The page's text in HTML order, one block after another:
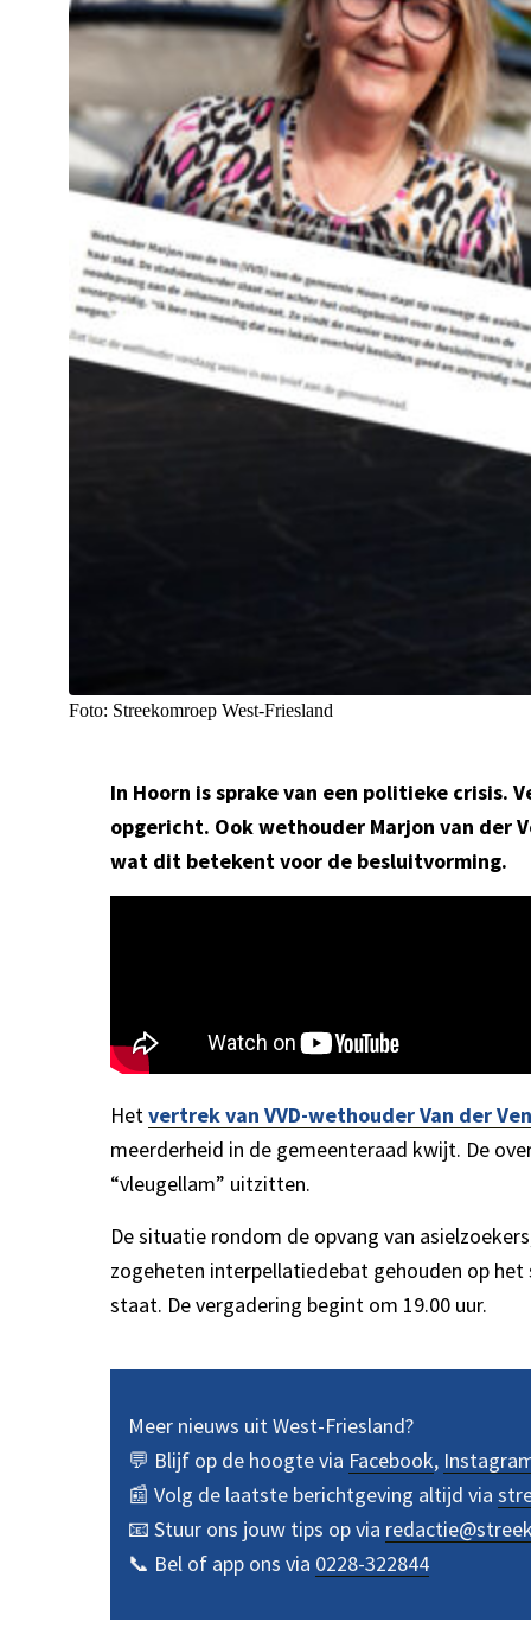
Foto: Streekomroep West-Friesland
In Hoorn is sprake van een politieke crisis.
opgericht. Ook wethouder Marjon van der
wat dit betekent voor de besluitvorming.
Hetvertrek van VVD-wethouder Van der Ven
meerderheid in de gemeenteraad kwijt. De
“vleugellam” uitzitten.
De situatie rondom de opvang van
zogeheten interpellatiedebat gehouden op
staat. De vergadering begint om 19.00 uur.
Meer nieuws uit West-Friesland?
💬 Blijf op de hoogte via Facebook,
📰 Volg de laatste berichtgeving altijd via
📧 Stuur ons jouw tips op via
📞 Bel of app ons via 0228-322844